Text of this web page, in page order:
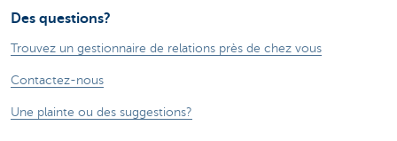
Des questions?
Trouvez un gestionnaire de relations près de chez vous
Contactez-nous
Une plainte ou des suggestions?